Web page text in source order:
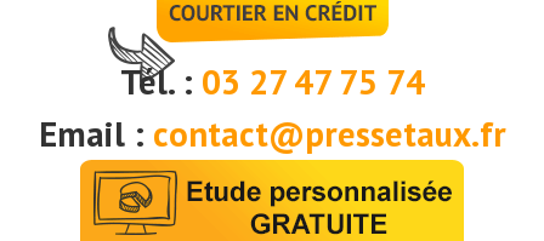
Tél. : 03 27 47 75 74
Email : contact@pressetaux.fr